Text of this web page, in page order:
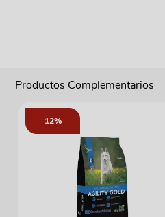
Productos Complementarios
12%